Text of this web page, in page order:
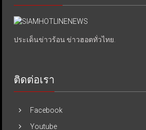
ประเด็นข่าวร้อน ข่าวฮอตทั่วไทย.
ติดต่อเรา
Facebook
Youtube